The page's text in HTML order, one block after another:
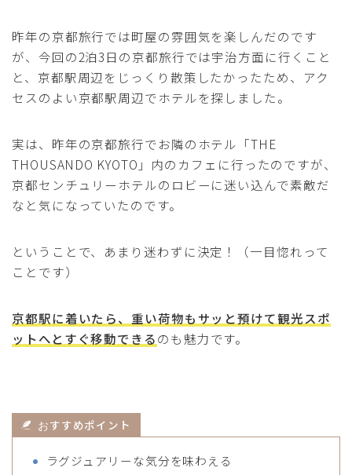
昨年の京都旅行では町屋の雰囲気を楽しんだのです
が、今回の2泊3日の京都旅行では宇治方面に行くこと
と、京都駅周辺をじっくり散策したかったため、アク
セスのよい京都駅周辺でホテルを探しました。
実は、昨年の京都旅行でお隣のホテル「THE
THOUSANDO KYOTO」内のカフェに行ったのですが、
京都センチュリーホテルのロビーに迷い込んで素敵だ
なと気になっていたのです。
ということで、あまり迷わずに決定！（一目惚れって
ことです）
京都駅に着いたら、重い荷物もサッと預けて観光スポ
ットへとすぐ移動できるのも魅力です。
お すすめポイント
ラグジュアリーな気分を味わえる